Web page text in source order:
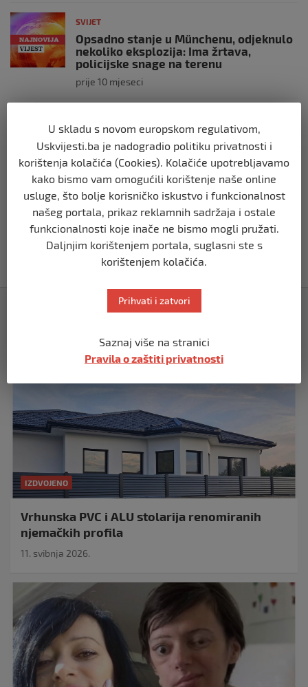
SVIJET
Opsadno stanje u Münchenu, odjeknulo
nekoliko eksplozija: Ima žrtava,
policijske snage na terenu
prije 10 mjeseci
Putin: Spremni smo vojno uzvratiti
Zapadu
prije 11 mjeseci
SVIJET
Papa Lav XIV izjavio da je situacija vrlo
ozbiljna nakon izraelskog napada na
Dohu
prije 11 mjeseci
IZDVOJENO
Vrhunska PVC i ALU stolarija renomiranih
njemačkih profila
11. svibnja 2026.
U skladu s novom europskom regulativom,
Uskvijesti.ba je nadogradio politiku privatnosti i
korištenja kolačića (Cookies). Kolačiće upotrebljavamo
kako bismo vam omogućili korištenje naše online
usluge, što bolje korisničko iskustvo i funkcionalnost
našeg portala, prikaz reklamnih sadržaja i ostale
funkcionalnosti koje inače ne bismo mogli pružati.
Daljnjim korištenjem portala, suglasni ste s
korištenjem kolačića.
Prihvati i zatvori
Saznaj više na stranici
Pravila o zaštiti privatnosti